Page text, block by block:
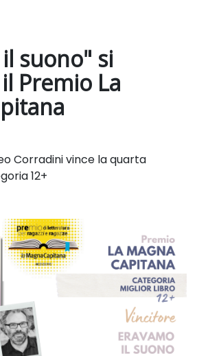
suono" si
Premio La
Corradini vince la quarta
12+